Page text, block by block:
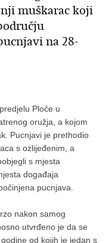
muškarac koji
na 28-
Ploče u
oružja, a kojom
Pucnjavi je prethodio
s ozlijeđenim, a
s mjesta
događaja
pucnjava.
nakon samog
utvrđeno je da se
od kojih je jedan s